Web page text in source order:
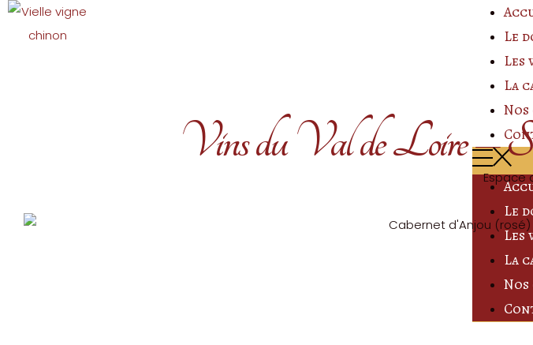
Le
Les
La
Le
Les
La
Vins du Val de Loire –
Espace
Panneau de gestion des cookies